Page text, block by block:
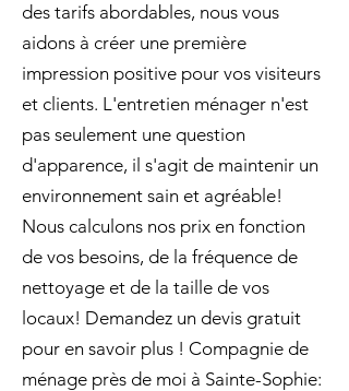
des tarifs abordables, nous vous
aidons à créer une première
impression positive pour vos visiteurs
et clients. L'entretien ménager n'est
pas seulement une question
d'apparence, il s'agit de maintenir un
environnement sain et agréable!
Nous calculons nos prix en fonction
de vos besoins, de la fréquence de
nettoyage et de la taille de vos
locaux! Demandez un devis gratuit
pour en savoir plus ! Compagnie de
ménage près de moi à Sainte-Sophie: